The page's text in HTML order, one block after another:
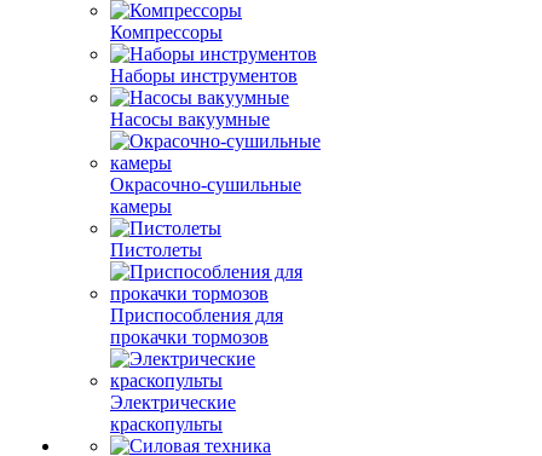
Компрессоры
Наборы инструментов
Насосы вакуумные
Окрасочно-сушильные
камеры
Пистолеты
Приспособления для
прокачки тормозов
Электрические
краскопульты